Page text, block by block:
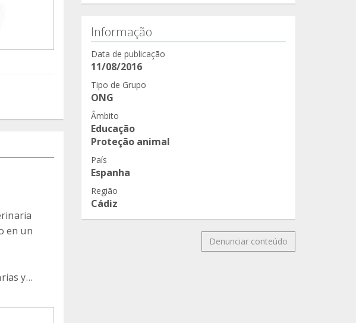
en un
y
Informação
Data de publicação
11/08/2016
Tipo de Grupo
ONG
Âmbito
Educação
Proteção animal
País
Espanha
Região
Cádiz
Denunciar conteúdo